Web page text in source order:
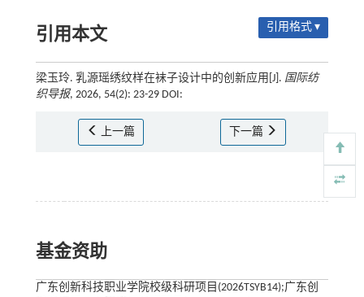
引用本文 引用格式 ▾
梁玉玲. 乳源瑶绣纹样在袜子设计中的创新应用[J]. 国际纺
织导报, 2026, 54(2): 23-29 DOI:
上一篇 下一篇
基金资助
广东创新科技职业学院校级科研项目(2026TSYB14);广东创